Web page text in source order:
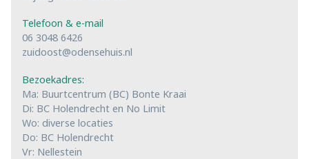
Telefoon & e-mail
06 3048 6426
zuidoost@odensehuis.nl
Bezoekadres:
Ma: Buurtcentrum (BC) Bonte Kraai
Di: BC Holendrecht en No Limit
Wo: diverse locaties
Do: BC Holendrecht
Vr: Nellestein